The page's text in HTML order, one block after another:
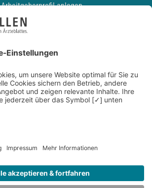
Arbeitgeberprofil anlegen
Recruiting-Podcast
Kontakt
Datenschutz
Newsletter